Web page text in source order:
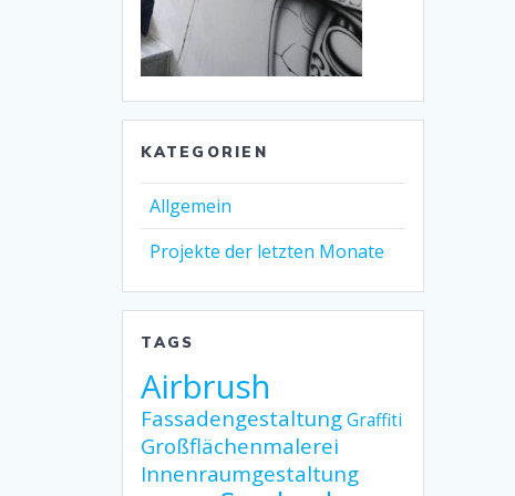
KATEGORIEN
Allgemein
Projekte der letzten Monate
TAGS
Airbrush
FassadengestaltungGraffiti
Großflächenmalerei
Innenraumgestaltung